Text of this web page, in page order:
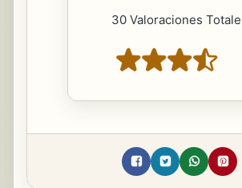
30 Valoraciones